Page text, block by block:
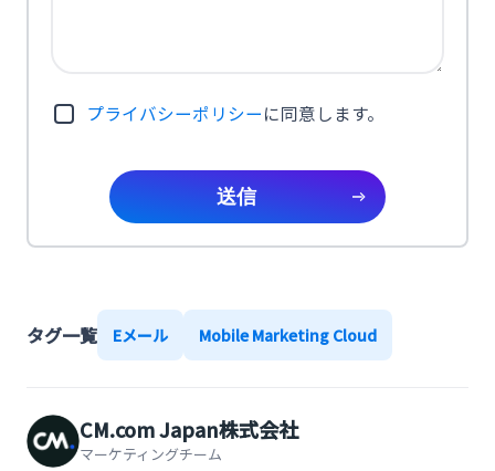
プライバシーポリシーに同意します。
送信
タグ一覧 Eメール Mobile Marketing Cloud
CM.com Japan株式会社
マーケティングチーム